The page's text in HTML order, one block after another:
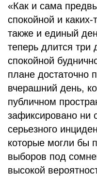
«Как и сама
спокойной и
также и единый
теперь длится три
спокойной
плане достаточно
вчерашний день,
публичном
зафиксировано ни
серьезного
которые могли бы
выборов под
высокой